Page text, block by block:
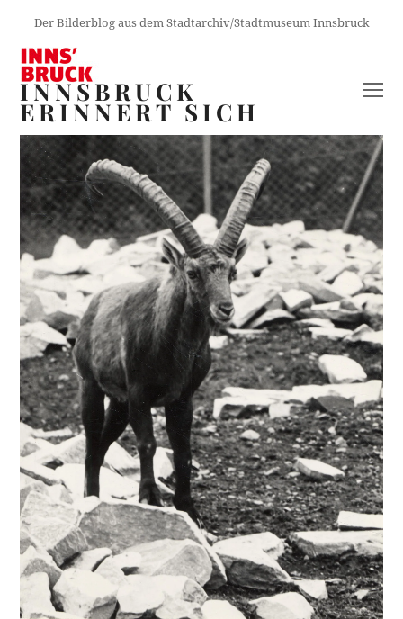
Der Bilderblog aus dem Stadtarchiv/Stadtmuseum Innsbruck
INNSBRUCK
ERINNERT SICH